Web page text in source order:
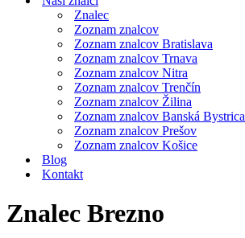
Znalec
Zoznam znalcov
Zoznam znalcov Bratislava
Zoznam znalcov Trnava
Zoznam znalcov Nitra
Zoznam znalcov Trenčín
Zoznam znalcov Žilina
Zoznam znalcov Banská Bystrica
Zoznam znalcov Prešov
Zoznam znalcov Košice
Blog
Kontakt
Znalec Brezno